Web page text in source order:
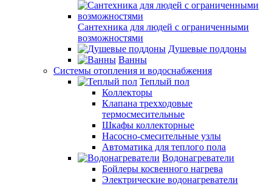
Сантехника для людей с ограниченными
возможностями
Душевые поддоны
Ванны
Системы отопления и водоснабжения
Теплый пол
Коллекторы
Клапана трехходовые
термосмесительные
Шкафы коллекторные
Насосно-смесительные узлы
Автоматика для теплого пола
Водонагреватели
Бойлеры косвенного нагрева
Электрические водонагреватели